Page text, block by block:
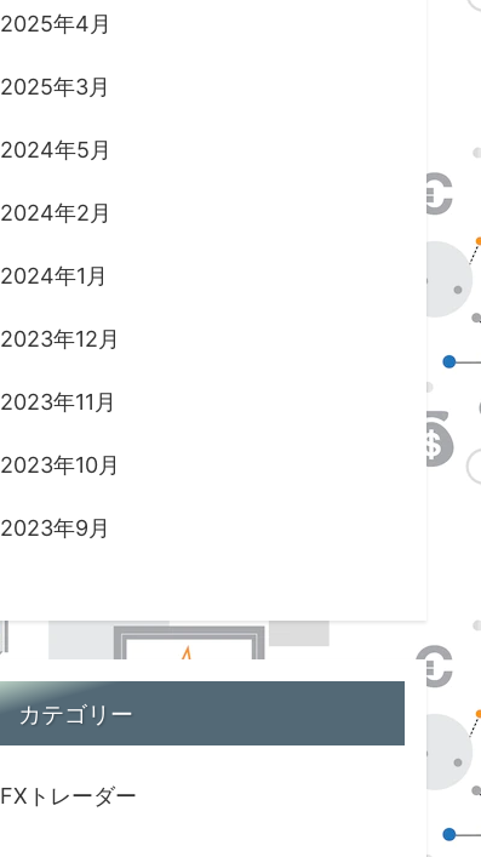
2025年4月
2025年3月
2024年5月
2024年2月
2024年1月
2023年12月
2023年11月
2023年10月
2023年9月
カテゴリー
FXトレーダー